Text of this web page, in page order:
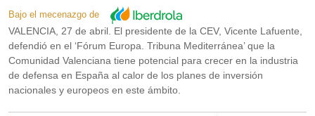
Bajo el mecenazgo de
VALENCIA, 27 de abril. El presidente de la CEV, Vicente Lafuente,
defendió en el ‘Fórum Europa. Tribuna Mediterránea’ que la
Comunidad Valenciana tiene potencial para crecer en la industria
de defensa en España al calor de los planes de inversión
nacionales y europeos en este ámbito.